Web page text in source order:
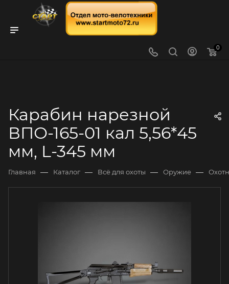
0
Карабин нарезной
ВПО-165-01 кал 5,56*45
мм, L-345 мм
Главная — Каталог — Всё для охоты — Оружие —